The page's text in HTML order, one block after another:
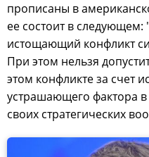
прописаны в
ее состоит в следующем:
истощающий конфликт
При этом нельзя
этом конфликте за счет
устрашающего фактора
своих стратегических